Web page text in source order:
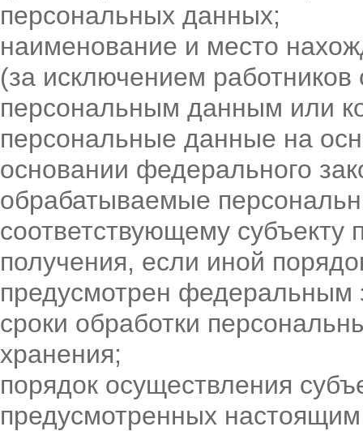
персональных данных;
наименование и место
(за исключением
персональным данным или
персональные данные на
основании федерального
обрабатываемые
соответствующему субъекту
получения, если иной
предусмотрен федеральным
сроки обработки
хранения;
порядок осуществления
предусмотренных